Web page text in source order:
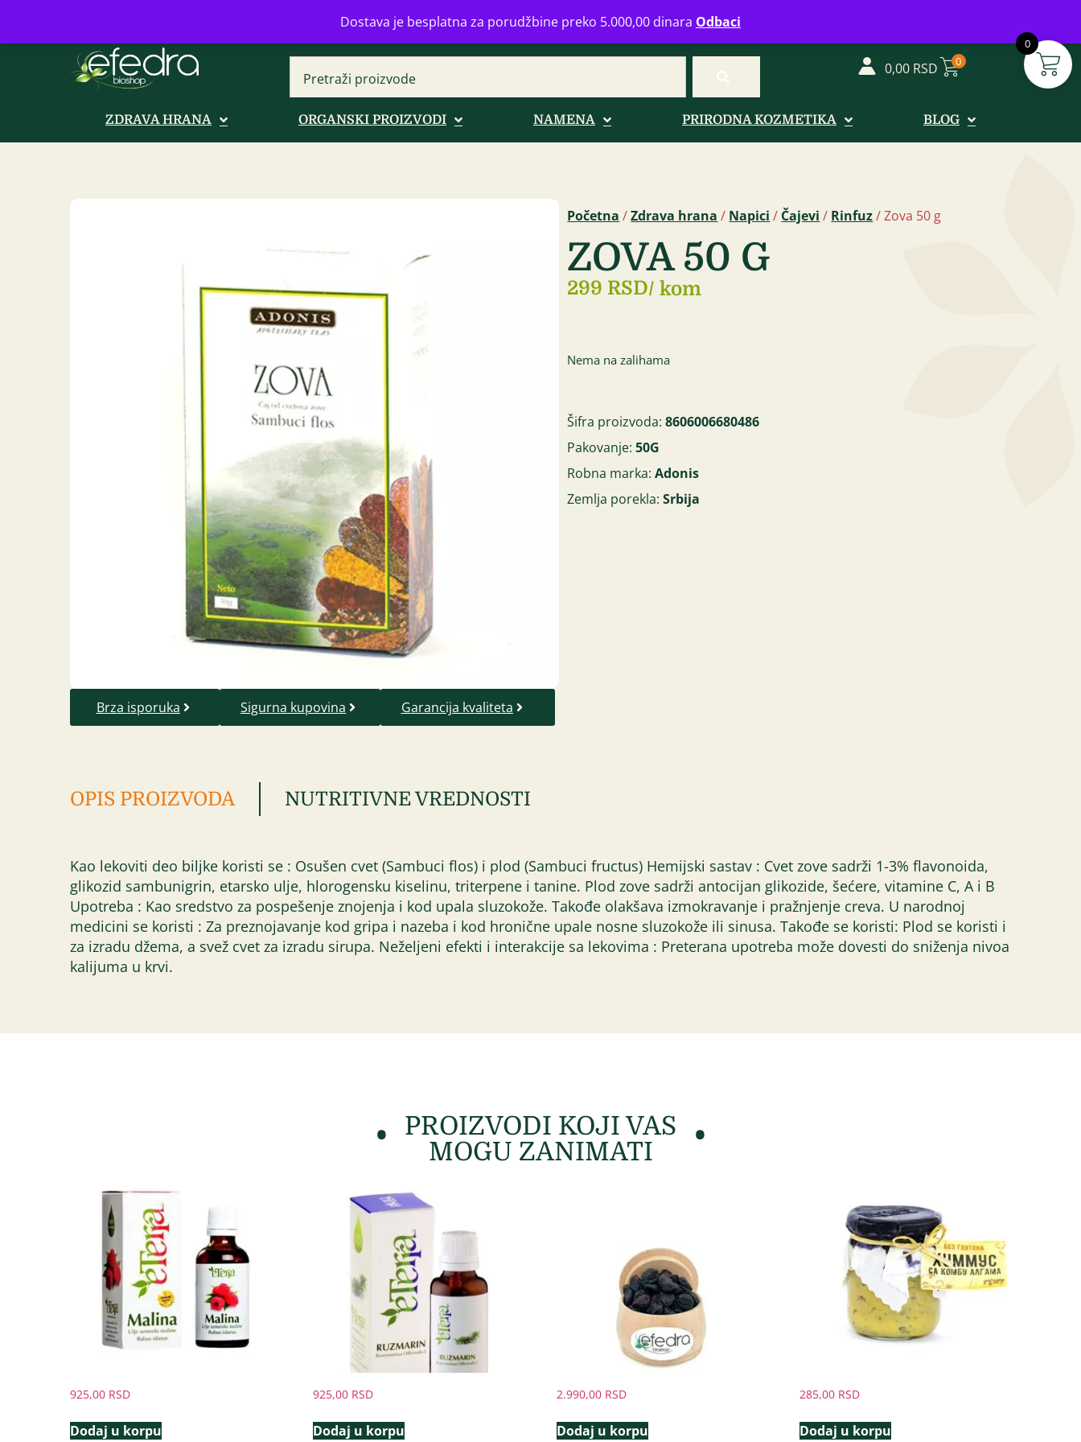
Dostava je besplatna za porudžbine preko 5.000,00 dinara Odbaci
0
Bulevar Mihajla Pupina 16b, Novi Beograd info@zdravahranaonline.rs+381 (0)11 770 39 61Radno vreme: Ponedeljak - Petak od 08-20h
0,00 RSD 0
ZDRAVA HRANA ORGANSKI PROIZVODI NAMENA PRIRODNA KOZMETIKA BLOG
Početna /Zdrava hrana / Napici / Čajevi / Rinfuz/ Zova 50 g
ZOVA 50 G
299 RSD/ kom
Nema na zalihama
Šifra proizvoda:8606006680486
Pakovanje:50G
Robna marka:Adonis
Zemlja porekla:Srbija
Brza isporuka Sigurna kupovina Garancija kvaliteta
OPIS PROIZVODA NUTRITIVNE VREDNOSTI
Kao lekoviti deo biljke koristi se : Osušen cvet (Sambuci flos) i plod (Sambuci fructus) Hemijski sastav : Cvet zove sadrži 1-3% flavonoida,
glikozid sambunigrin, etarsko ulje, hlorogensku kiselinu, triterpene i tanine. Plod zove sadrži antocijan glikozide, šećere, vitamine C, A i B
Upotreba : Kao sredstvo za pospešenje znojenja i kod upala sluzokože. Takođe olakšava izmokravanje i pražnjenje creva. U narodnoj
medicini se koristi : Za preznojavanje kod gripa i nazeba i kod hronične upale nosne sluzokože ili sinusa. Takođe se koristi: Plod se koristi i
za izradu džema, a svež cvet za izradu sirupa. Neželjeni efekti i interakcije sa lekovima : Preterana upotreba može dovesti do sniženja nivoa
kalijuma u krvi.
PROIZVODI KOJI VAS
MOGU ZANIMATI
925,00 RSD
Dodaj u korpu
925,00 RSD
Dodaj u korpu
2.990,00 RSD
Dodaj u korpu
285,00 RSD
Dodaj u korpu